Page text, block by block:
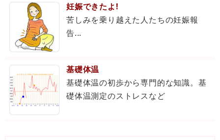
妊娠できたよ!
苦しみを乗り越えた人たちの妊娠報
告...
基礎体温
基礎体温の初歩から専門的な知識。基
礎体温測定のストレスなど